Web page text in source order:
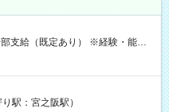
支給（既定あり） ※経験・能力を
時と異なる部分があります。 雇
給与：時給 1,610円以上
駅：宮之阪駅）